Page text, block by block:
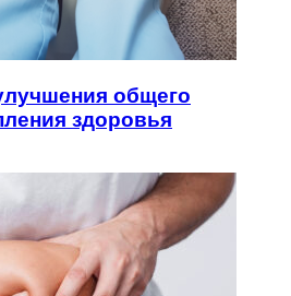
общего
здоровья